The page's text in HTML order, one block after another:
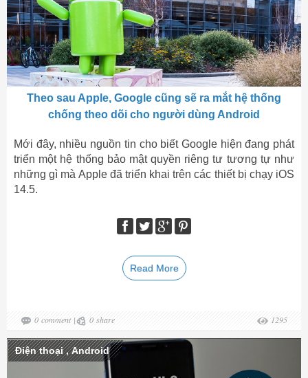
Theo sau Apple, Google cũng sẽ ra mắt hệ thống
chống theo dõi cho người dùng Android
Mới đây, nhiều nguồn tin cho biết Google hiện đang phát
triển một hệ thống bảo mật quyền riêng tư tương tự như
những gì mà Apple đã triển khai trên các thiết bị chạy iOS
14.5.
Read More
0 comment | 0 share 1295
Điện thoại ,Android